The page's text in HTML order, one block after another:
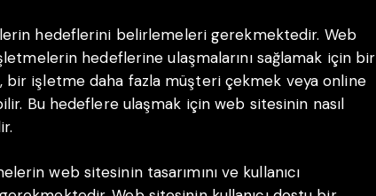
hedeflerini belirlemeleri gerekmektedir. Web
hedeflerine ulaşmalarını sağlamak için bir
bir işletme daha fazla müşteri çekmek veya online
Bu hedeflere ulaşmak için web sitesinin nasıl
web sitesinin tasarımını ve kullanıcı